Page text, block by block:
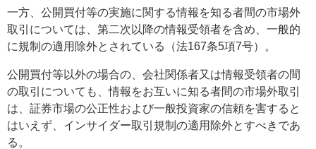
一方、公開買付等の実施に関する情報を知る者間の市場外
取引については、第二次以降の情報受領者を含め、一般的
に規制の適用除外とされている（法167条5項7号）。
公開買付等以外の場合の、会社関係者又は情報受領者の間
の取引についても、情報をお互いに知る者間の市場外取引
は、証券市場の公正性および一般投資家の信頼を害すると
はいえず、インサイダー取引規制の適用除外とすべきであ
る。